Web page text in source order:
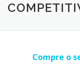
PROJETOS
Compre o